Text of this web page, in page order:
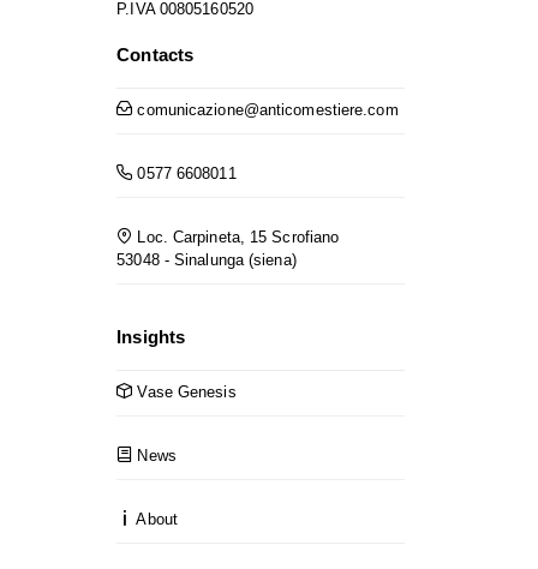
P.IVA 00805160520
Contacts
comunicazione@anticomestiere.com
0577 6608011
Loc. Carpineta, 15 Scrofiano
53048 - Sinalunga (siena)
Insights
Vase Genesis
News
About